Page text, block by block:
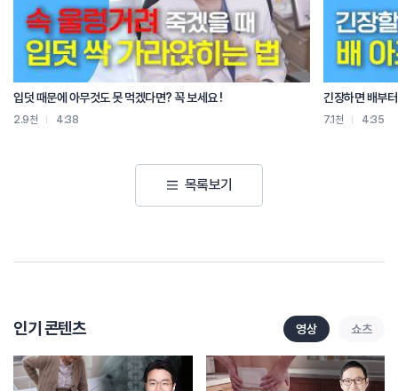
부종과 염증을 줄이는 약침치료를 먼저 시행을 하게 되고, 통증 때문에 턱을
움직이기 힘들거나 좌우 균형이 맞지 않다면, 침을 맞은 상태에서 움직임을
시행하는 동작침 치료를 통해서 턱의 움직임을 정상적으로 유도해 내기도 합니다
추나 치료를 병행하는데 머리, 목뼈의 위치를 정상화시키고 턱 디스크가 제자리로
돌아올 수 있도록 도와주고, 턱 주위에 많이 분포되어 있는 근육, 인대, 턱 디스크
있습니다 정확한 예후 판단 및 검사를 위해 전문 의료기관에 방문하시면 더 도움을
명의의 정리
턱 부위의 외부 손상
턱 주변의 통증, 오른쪽 귀의 먹먹한 느낌, 두통, 목주위 통증, 어깨 결림
- 치료법
동작침 치료: 턱의 움직임을 정상적으로 유도
입덧 때문에 아무것도 못 먹겠다면? 꼭 보세요 !
2.9천 4:38
긴장하면 배부
7.1천 4:35
목록보기
인기 콘텐츠 영상 쇼츠